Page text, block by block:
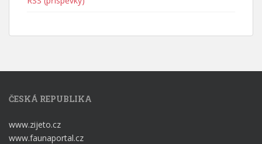
ČESKÁ REPUBLIKA
www.zijeto.cz
www.faunaportal.cz